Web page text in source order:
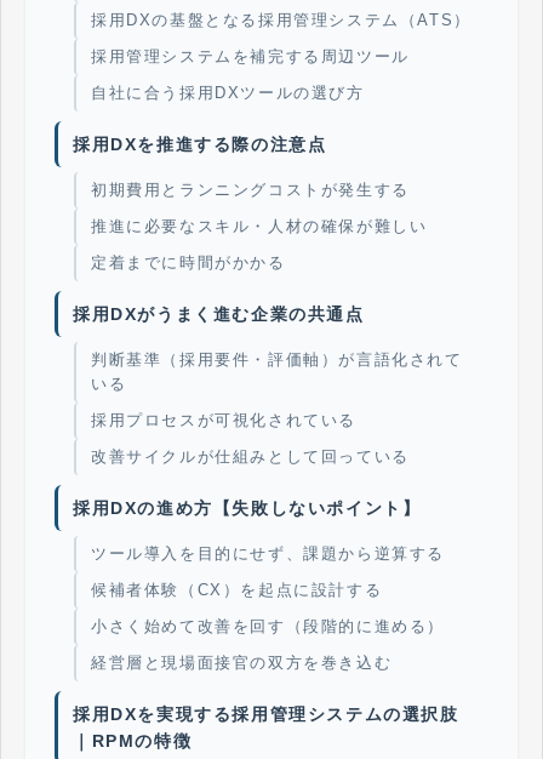
採用DXの基盤となる採用管理システム（ATS）
採用管理システムを補完する周辺ツール
自社に合う採用DXツールの選び方
採用DXを推進する際の注意点
初期費用とランニングコストが発生する
推進に必要なスキル・人材の確保が難しい
定着までに時間がかかる
採用DXがうまく進む企業の共通点
判断基準（採用要件・評価軸）が言語化されて
いる
採用プロセスが可視化されている
改善サイクルが仕組みとして回っている
採用DXの進め方【失敗しないポイント】
ツール導入を目的にせず、課題から逆算する
候補者体験（CX）を起点に設計する
小さく始めて改善を回す（段階的に進める）
経営層と現場面接官の双方を巻き込む
採用DXを実現する採用管理システムの選択肢
｜RPMの特徴